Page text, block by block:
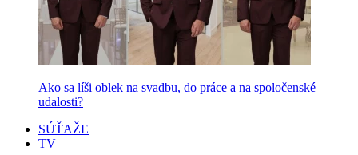
Ako sa líši oblek na svadbu, do práce a na spoločenské
udalosti?
SÚŤAŽE
TV